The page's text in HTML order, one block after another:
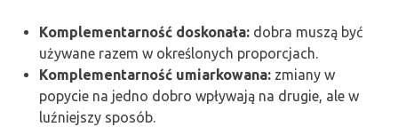
Komplementarność doskonała: dobra muszą być
używane razem w określonych proporcjach.
Komplementarność umiarkowana: zmiany w
popycie na jedno dobro wpływają na drugie, ale w
luźniejszy sposób.